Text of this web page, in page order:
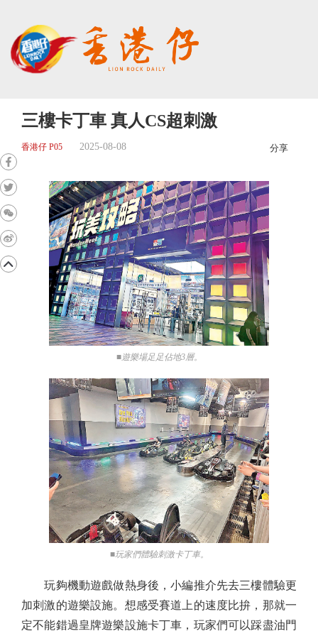
三樓卡丁車 真人CS超刺激
香港仔 P05 2025-08-08 分享
■遊樂場足足佔地3層。
■玩家們體驗刺激卡丁車。
玩夠機動遊戲做熱身後，小編推介先去三樓體驗更
加刺激的遊樂設施。想感受賽道上的速度比拚，那就一
定不能錯過皇牌遊樂設施卡丁車，玩家們可以踩盡油門